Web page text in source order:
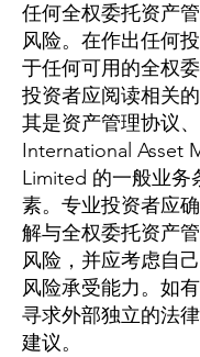
任何全权委托资产
风险。在作出任何
于任何可用的全权
投资者应阅读相关
其是资产管理协议
International Asset
Limited 的一般业务
素。专业投资者应
解与全权委托资产
风险，并应考虑自
风险承受能力。如
寻求外部独立的法
建议。